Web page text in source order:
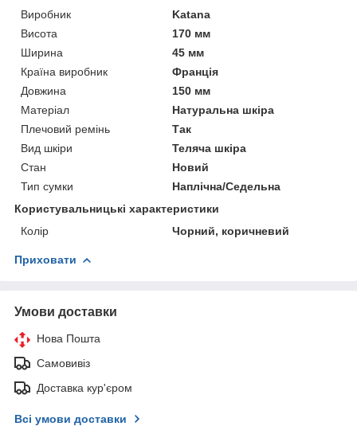
Виробник
Katana
Висота
170 мм
Ширина
45 мм
Країна виробник
Франція
Довжина
150 мм
Матеріал
Натуральна шкіра
Плечовий ремінь
Так
Вид шкіри
Теляча шкіра
Стан
Новий
Тип сумки
Наплічна/Седельна
Користувальницькі характеристики
Колір
Чорний, коричневий
Приховати
Умови доставки
Нова Пошта
Самовивіз
Доставка кур'єром
Всі умови доставки